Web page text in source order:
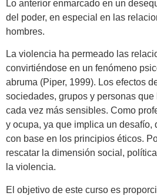
Lo anterior enmarcado en un
del poder, en especial en las
hombres.
La violencia ha permeado las
convirtiéndose en un fenómeno
abruma (Piper, 1999). Los efectos
sociedades, grupos y personas
cada vez más sensibles. Como
y ocupa, ya que implica un desafío,
con base en los principios éticos.
rescatar la dimensión social,
la violencia.
El objetivo de este curso es p